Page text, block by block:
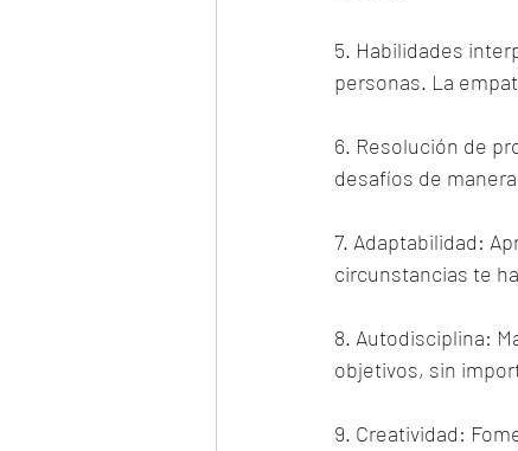
5. Habilidades
personas. La
6. Resolución de
desafíos de
7. Adaptabilidad:
circunstancias te
8. Autodisciplina:
objetivos, sin
9. Creatividad: